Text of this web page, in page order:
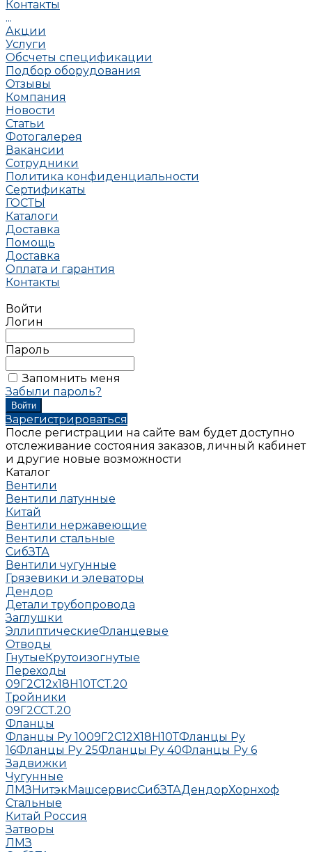
Контакты
...
Акции
Услуги
Обсчеты спецификации
Подбор оборудования
Отзывы
Компания
Новости
Статьи
Фотогалерея
Вакансии
Сотрудники
Политика конфиденциальности
Сертификаты
ГОСТЫ
Каталоги
Доставка
Помощь
Доставка
Оплата и гарантия
Контакты
Войти
Логин
Пароль
Запомнить меня
Забыли пароль?
Зарегистрироваться
После регистрации на сайте вам будет доступно
отслеживание состояния заказов, личный кабинет
и другие новые возможности
Каталог
Вентили
Вентили латунные
Китай
Вентили нержавеющие
Вентили стальные
СибЗТА
Вентили чугунные
Грязевики и элеваторы
Дендор
Детали трубопровода
Заглушки
ЭллиптическиеФланцевые
Отводы
ГнутыеКрутоизогнутые
Переходы
09Г2С12х18Н10ТСТ.20
Тройники
09Г2ССТ.20
Фланцы
Фланцы Ру 1009Г2С12Х18Н10ТФланцы Ру
16Фланцы Ру 25Фланцы Ру 40Фланцы Ру 6
Задвижки
Чугунные
ЛМЗНитэкМашсервисСибЗТАДендорХорнхоф
Стальные
Китай Россия
Затворы
ЛМЗ